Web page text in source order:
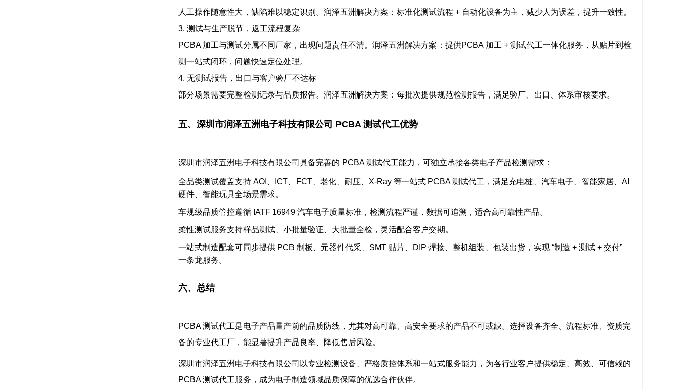
人工操作随意性大，缺陷难以稳定识别。 润泽五洲解决方案 ：标准化测试流程 + 自动化设备为主，减少人为误差，提升一致性。
3. 测试与生产脱节，返工流程复杂
PCBA 加工与测试分属不同厂家，出现问题责任不清。 润泽五洲解决方案 ：提供PCBA 加工 + 测试代工一体化服务 ，从贴片到检
测一站式闭环，问题快速定位处理。
4. 无测试报告，出口与客户验厂不达标
部分场景需要完整检测记录与品质报告。 润泽五洲解决方案 ：每批次提供规范检测报告，满足验厂、出口、体系审核要求。
五、深圳市润泽五洲电子科技有限公司 PCBA 测试代工优势
深圳市润泽五洲电子科技有限公司 具备完善的 PCBA 测试代工能力，可独立承接各类电子产品检测需求：
全品类测试覆盖支持 AOI、ICT、FCT、老化、耐压、X-Ray 等一站式 PCBA 测试代工，满足充电桩、汽车电子、智能家居、AI
硬件、智能玩具全场景需求。
车规级品质管控遵循 IATF 16949 汽车电子质量标准，检测流程严谨，数据可追溯，适合高可靠性产品。
柔性测试服务支持样品测试、小批量验证、大批量全检，灵活配合客户交期。
一站式制造配套可同步提供 PCB 制板、元器件代采、SMT 贴片、DIP 焊接、整机组装、包装出货，实现 “制造 + 测试 + 交付”
一条龙服务。
六、总结
PCBA 测试代工是电子产品量产前的品质防线，尤其对高可靠、高安全要求的产品不可或缺。选择设备齐全、流程标准、资质完
备的专业代工厂，能显著提升产品良率、降低售后风险。
深圳市润泽五洲电子科技有限公司 以专业检测设备、严格质控体系和一站式服务能力，为各行业客户提供稳定、高效、可信赖的
PCBA 测试代工服务，成为电子制造领域品质保障的优选合作伙伴。